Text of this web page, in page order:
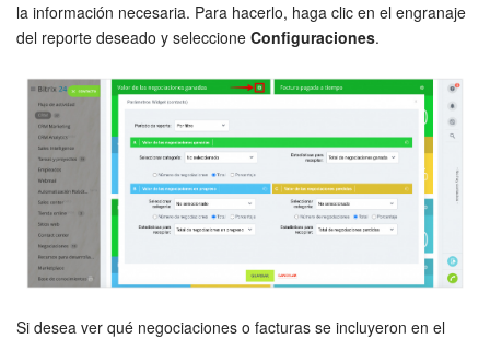
la información necesaria. Para hacerlo, haga clic en el engranaje
del reporte deseado y seleccione Configuraciones.
Si desea ver qué negociaciones o facturas se incluyeron en el